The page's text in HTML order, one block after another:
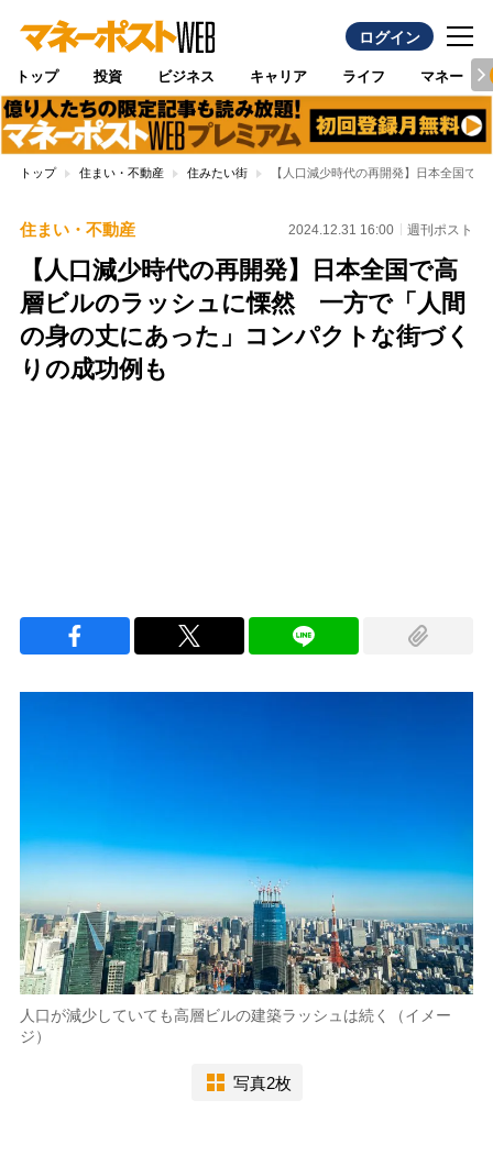
ログイン
トップ 投資 ビジネス キャリア ライフ マネー
トップ 住まい・不動産 住みたい街 【人口減少時代の再開発】日本全国で
住まい・不動産 2024.12.31 16:00 週刊ポスト
【人口減少時代の再開発】日本全国で高
層ビルのラッシュに慄然 一方で「人間
の身の丈にあった」コンパクトな街づく
りの成功例も
人口が減少していても高層ビルの建築ラッシュは続く（イメー
ジ）
写真2枚